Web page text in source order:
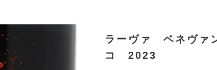
ラーヴァ ベネヴァ
コ 2023